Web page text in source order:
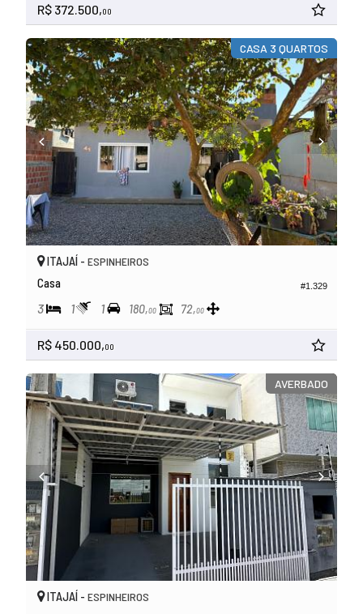
R$ 372.500,00
CASA 3 QUARTOS
#1.329
ITAJAÍ - ESPINHEIROS
Casa
3 1 1 180,00 72,00
R$ 450.000,00
AVERBADO
ITAJAÍ - ESPINHEIROS